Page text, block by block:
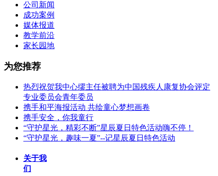
公司新闻
成功案例
媒体报道
教学前沿
家长园地
为您推荐
热烈祝贺我中心缪主任被聘为中国残疾人康复协会评定
专业委员会青年委员
携手和平海报活动 共绘童心梦想画卷
携手安全，你我童行
“守护星光，精彩不断”星辰夏日特色活动嗨不停！
“守护星光，趣味一夏”--记星辰夏日特色活动
关于我
们